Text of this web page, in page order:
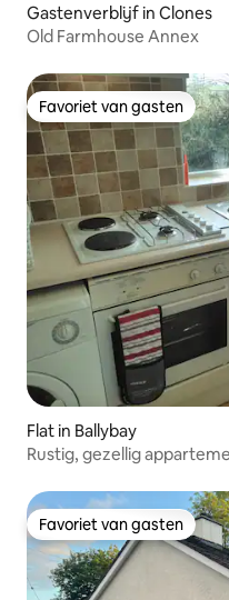
Gastenverblijf in Clones
Old Farmhouse Annex
Favoriet van gasten
Favoriet van gasten
Flat in Ballybay
Rustig, gezellig
Favoriet van gasten
Favoriet van gasten